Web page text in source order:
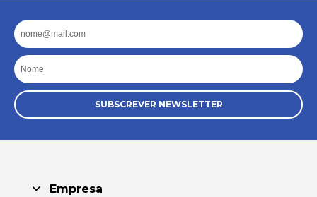
Email
Nome
SUBSCREVER NEWSLETTER
Empresa